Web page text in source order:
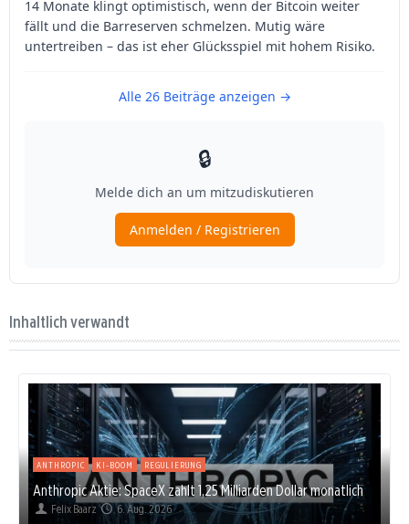
Inhaltlich verwandt
ANTHROPIC KI-BOOM REGULIERUNG
Anthropic Aktie: SpaceX zahlt 1,25 Milliarden Dollar monatlich
Felix Baarz 6. Aug. 2026